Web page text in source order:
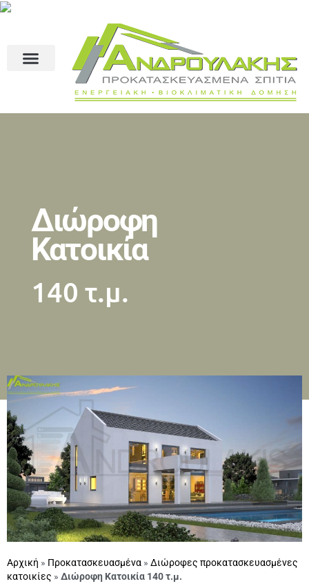
Διώροφη
Κατοικία
140 τ.μ.
Αρχική » Προκατασκευασμένα » Διώροφες προκατασκευασμένες
κατοικίες » Διώροφη Κατοικία 140 τ.μ.